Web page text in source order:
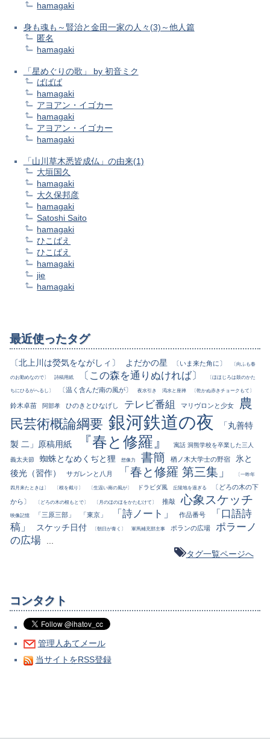
hamagaki
身も魂も～賢治と金田一家の人々(3)～他人篇
匿名
hamagaki
「星めぐりの歌」 by 初音ミク
ばばば
hamagaki
アヨアン・イゴカー
hamagaki
アヨアン・イゴカー
hamagaki
「山川草木悉皆成仏」の由来(1)
大垣国久
hamagaki
大久保邦彦
hamagaki
Satoshi Saito
hamagaki
ひこばえ
ひこばえ
hamagaki
jie
hamagaki
最近使ったタグ
〔北上川は熒気をながしィ〕 よだかの星 〔いま来た角に〕 〔向ふも春
のお勤めなので〕 詩稿用紙 〔この森を通りぬければ〕 〔ほほじろは鼓のかた
ちにひるがへるし〕 〔温く含んだ南の風が〕 夜水引き 渇水と座禅 〔乾かぬ赤きチョークもて〕
鈴木卓苗 阿部孝 ひのきとひなげし テレビ番組 マリヴロンと少女
農
民芸術概論綱要 銀河鉄道の夜
「丸善特
製 二」原稿用紙
『春と修羅』 寓話 洞熊学校を卒業した三人
義太夫節 蜘蛛となめくぢと狸 想像力 書簡 楢ノ木大学士の野宿
氷と
後光（習作）
サガレンと八月 「春と修羅 第三集」 〔一昨年
四月来たときは〕 〔根を截り〕 〔生温い南の風が〕 ドラビダ風 丘陵地を過ぎる
〔どろの木の下
から〕
〔どろの木の根もとで〕 〔月のほのほをかたむけて〕 推敲 心象スケッチ
映像記憶 「三原三部」 「東京」 「詩ノート」 作品番号
「口語詩
稿」
スケッチ日付 〔朝日が青く〕 軍馬補充部主事 ポランの広場
ポラーノ
の広場
...
タグ一覧ページへ
コンタクト
管理人あてメール
当サイトをRSS登録